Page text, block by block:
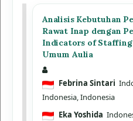
Analisis Kebutuhan
Rawat Inap dengan
Indicators of Staffing
Umum Aulia
Febrina Sintari
Indonesia, Indonesia
Eka Yoshida